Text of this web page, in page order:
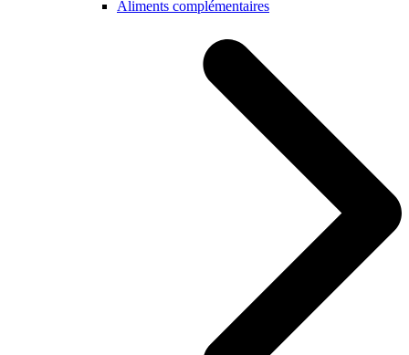
Aliments complémentaires